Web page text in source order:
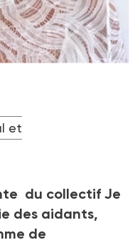
économique et social
et
du collectif Je
des aidants,
de